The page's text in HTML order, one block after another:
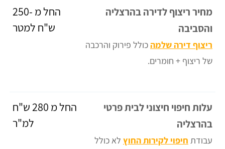
מחיר ריצוף לדירה בהרצליה
והסביבה
ריצוף דירה שלמהכולל פירוק והרכבה
של ריצוף + חומרים.
החל מ -250
ש"ח למטר
עלות חיפוי חיצוני לבית פרטי
בהרצליה
עבודת חיפוי לקירות החוץ לא כולל
החל מ 280 ש"ח
למ"ר